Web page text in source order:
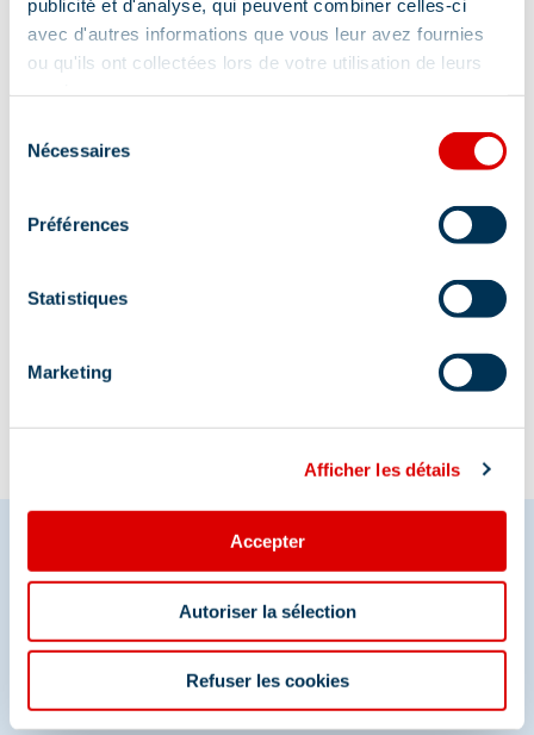
publicité et d'analyse, qui peuvent combiner celles-ci
avec d'autres informations que vous leur avez fournies
ou qu'ils ont collectées lors de votre utilisation de leurs
Nécessaires
Préférences
Statistiques
Marketing
Afficher les détails
Accepter
Autoriser la sélection
Refuser les cookies
Adresse :
La Chaudanne, 73550 Méribel
Partagez vos moments à
Méribel
Et retrouvez-nous sur les réseaux sociaux